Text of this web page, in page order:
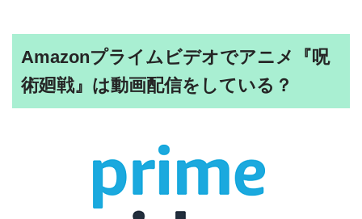
Amazonプライムビデオでアニメ『呪
術廻戦』は動画配信をしている？